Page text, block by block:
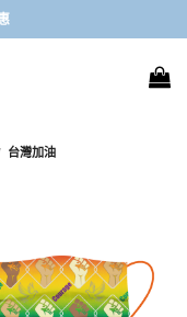
台灣加油